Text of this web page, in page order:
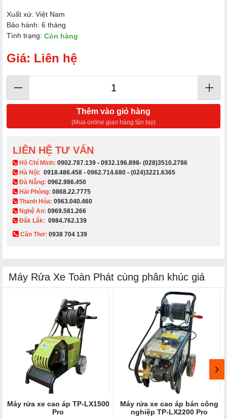
Xuất xứ: Việt Nam
Bảo hành: 6 tháng
Tình trạng: Còn hàng
Giá: Liên hệ
Thêm vào giỏ hàng
(Mua online giao hàng tận tay)
LIÊN HỆ TƯ VẤN
​ Hồ Chí Minh: 0902.787.139 - 0932.196.898- (028)3510.2786
Hà Nội: 0918.486.458 - 0962.714.680 - (024)3221.6365
Đà Nẵng: 0962.986.450
Hải Phòng: 0868.22.7775
Thanh Hóa: 0963.040.460
Nghệ An: 0969.581.266
Đắk Lắk: 0984.762.139
Cần Thơ: 0938 704 139​
Máy Rửa Xe Toàn Phát cùng phân khúc giá
Máy rửa xe cao áp TP-LX1500
Pro
Máy rửa xe cao áp bán công
nghiệp TP-LX2200 Pro